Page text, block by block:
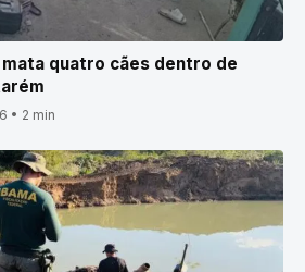
quatro cães dentro de
• 2 min